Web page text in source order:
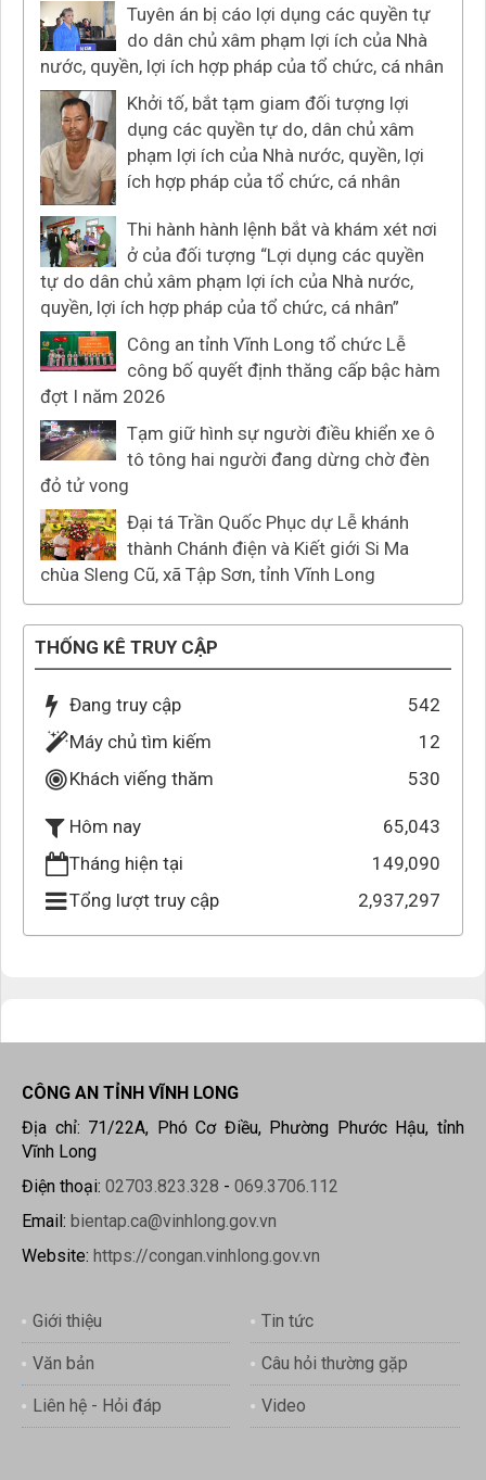
Tuyên án bị cáo lợi dụng các quyền tự
do dân chủ xâm phạm lợi ích của Nhà
nước, quyền, lợi ích hợp pháp của tổ chức, cá nhân
Khởi tố, bắt tạm giam đối tượng lợi
dụng các quyền tự do, dân chủ xâm
phạm lợi ích của Nhà nước, quyền, lợi
ích hợp pháp của tổ chức, cá nhân
Thi hành hành lệnh bắt và khám xét nơi
ở của đối tượng “Lợi dụng các quyền
tự do dân chủ xâm phạm lợi ích của Nhà nước,
quyền, lợi ích hợp pháp của tổ chức, cá nhân”
Công an tỉnh Vĩnh Long tổ chức Lễ
công bố quyết định thăng cấp bậc hàm
đợt I năm 2026
Tạm giữ hình sự người điều khiển xe ô
tô tông hai người đang dừng chờ đèn
đỏ tử vong
Đại tá Trần Quốc Phục dự Lễ khánh
thành Chánh điện và Kiết giới Si Ma
chùa Sleng Cũ, xã Tập Sơn, tỉnh Vĩnh Long
THỐNG KÊ TRUY CẬP
Đang truy cập
542
Máy chủ tìm kiếm
12
Khách viếng thăm
530
Hôm nay
65,043
Tháng hiện tại
149,090
Tổng lượt truy cập
2,937,297
CÔNG AN TỈNH VĨNH LONG
Địa chỉ: 71/22A, Phó Cơ Điều, Phường Phước Hậu, tỉnh
Vĩnh Long
Điện thoại: 02703.823.328 - 069.3706.112
Email: bientap.ca@vinhlong.gov.vn
Website: https://congan.vinhlong.gov.vn
Giới thiệu Tin tức
Văn bản Câu hỏi thường gặp
Liên hệ - Hỏi đáp Video